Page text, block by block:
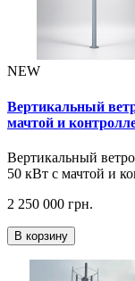
NEW
Вертикальный
мачтой и
Вертикальный
50 кВт с мачтой и
2 250 000 грн.
В корзину